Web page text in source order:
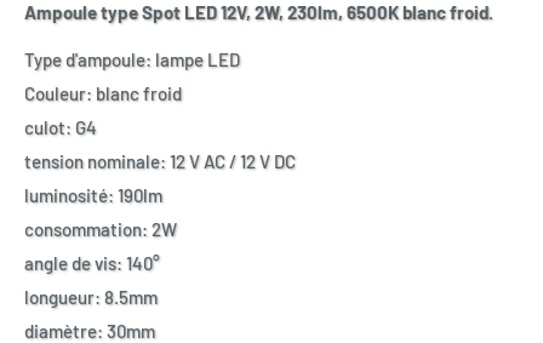
Ampoule type Spot LED 12V, 2W, 230lm, 6500K blanc froid.
Type d'ampoule: lampe LED
Couleur: blanc froid
culot: G4
tension nominale: 12 V AC / 12 V DC
luminosité: 190lm
consommation: 2W
angle de vis: 140°
longueur: 8.5mm
diamètre: 30mm